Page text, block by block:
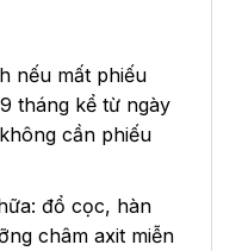
nếu mất phiếu
tháng kể từ ngày
cần phiếu
đổ cọc, hàn
châm axit miễn